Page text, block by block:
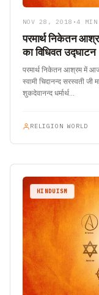
NOV 28, 2018 •4 MIN
परमार्थ निकेतन
का विधिवत उद्घाटन
परमार्थ निकेतन आश्रम में आज
स्वामी चिदानन्द सरस्वती
शुकदेवानन्द धर्मार्थ…
RELIGION WORLD
HINDUISM